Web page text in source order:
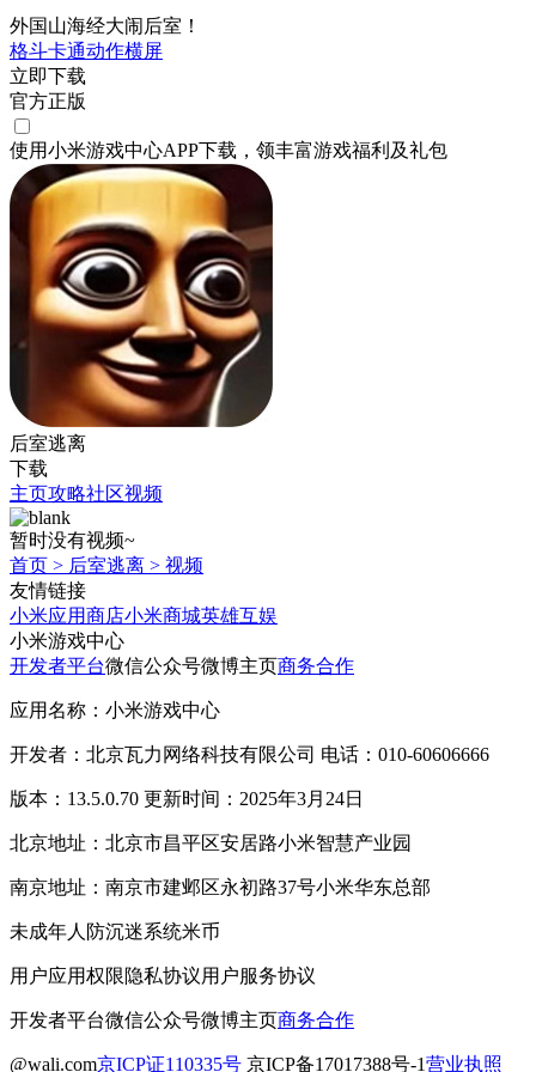
外国山海经大闹后室！
格斗卡通动作横屏
立即下载
官方正版
使用小米游戏中心APP下载 ，领丰富游戏福利 及礼包
后室逃离
下载
主页攻略社区视频
暂时没有视频~
首页 > 后室逃离 > 视频
友情链接
小米应用商店小米商城英雄互娱
小米游戏中心
开发者平台微信公众号微博主页商务合作
应用名称：小米游戏中心
开发者：北京瓦力网络科技有限公司 电话：010-60606666
版本：13.5.0.70 更新时间：2025年3月24日
北京地址：北京市昌平区安居路小米智慧产业园
南京地址：南京市建邺区永初路37号小米华东总部
未成年人防沉迷系统米币
用户应用权限隐私协议用户服务协议
开发者平台微信公众号微博主页商务合作
@wali.com京ICP证110335号 京ICP备17017388号-1营业执照